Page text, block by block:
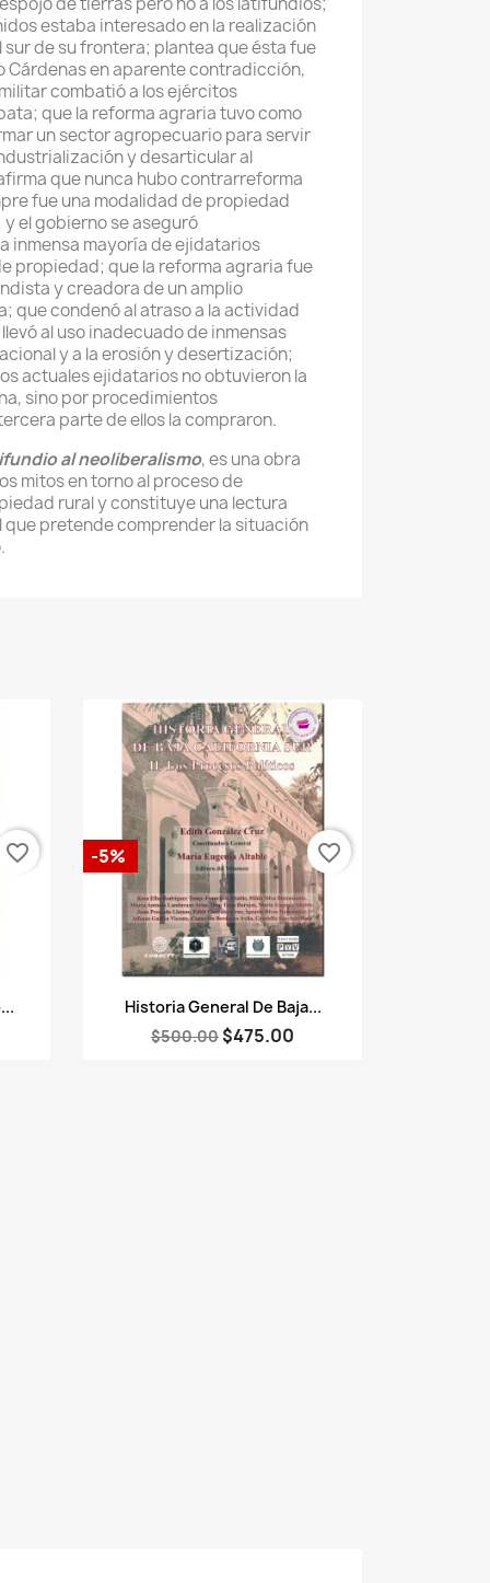
estaba interesado en la realización
de su frontera; plantea que ésta fue
Cárdenas en aparente contradicción,
combatió a los ejércitos
que la reforma agraria tuvo como
un sector agropecuario para servir
y desarticular al
que nunca hubo contrarreforma
fue una modalidad de propiedad
el gobierno se aseguró
inmensa mayoría de ejidatarios
propiedad; que la reforma agraria fue
y creadora de un amplio
que condenó al atraso a la actividad
al uso inadecuado de inmensas
y a la erosión y desertización;
actuales ejidatarios no obtuvieron la
sino por procedimientos
parte de ellos la compraron.
al neoliberalismo, es una obra
mitos en torno al proceso de
rural y constituye una lectura
pretende comprender la situación
favorite_border
Vista rápida
Historia General De Baja...
$500.00 $475.00
-5% favorite_border